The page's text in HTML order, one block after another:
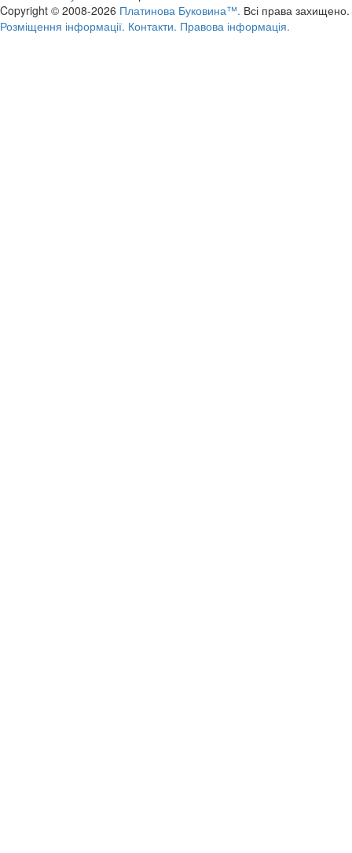
Copyright © 2008-2026 Платинова Буковина™. Всі права захищено.
Розміщення інформації. Контакти. Правова інформація.